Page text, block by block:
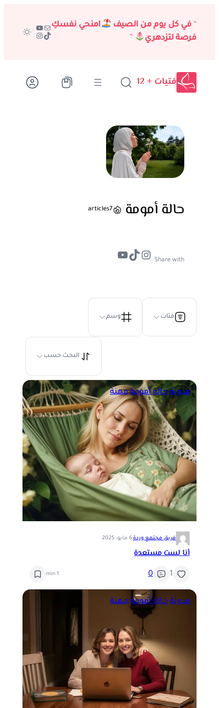
المحتوى
“في كل يوم من الصيف
امنحي نفسكِ
فرصة لتزدهري
”
بريديوتيوب
تيك توكإنستجرام
/
فتيات + 12
حالة أمومة/
7
articles
Share with
/
إنستجرام
تيك توكيوتيوب
فئات وسم
البحث حسب
مدونة حالة أمومة مهنة
فريق مجتمع وردة·6 مايو، 2025
أنا لست مستعدة
1
0
1 min
مدونة حالة أمومة مهنة